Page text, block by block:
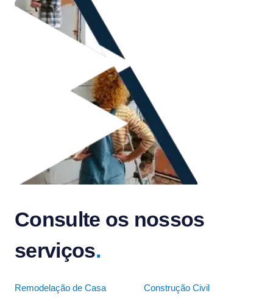
Consulte os nossos
serviços.
Remodelação de Casa Construção Civil